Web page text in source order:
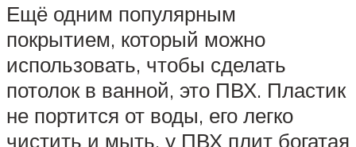
Ещё одним популярным
покрытием, который можно
использовать, чтобы сделать
потолок в ванной, это ПВХ. Пластик
не портится от воды, его легко
чистить и мыть, у ПВХ плит богатая